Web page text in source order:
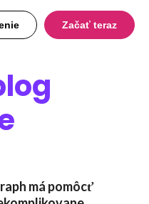
Začať teraz
má pomôcť